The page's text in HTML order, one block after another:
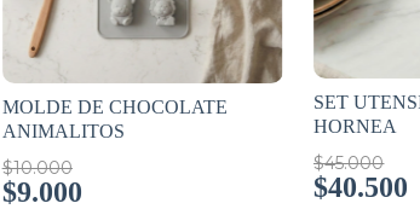
MOLDE DE CHOCOLATE
ANIMALITOS
$10.000
$9.000
SET
HORNEA
$45.000
$40.500